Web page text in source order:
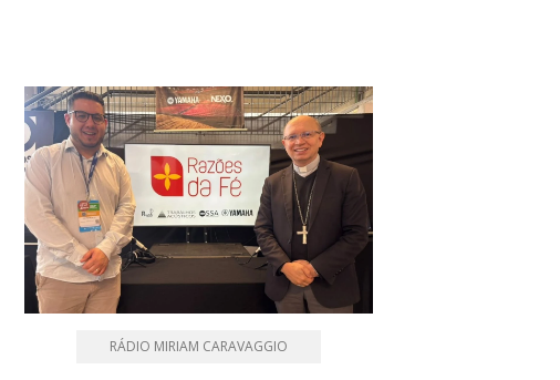
RÁDIO MIRIAM CARAVAGGIO